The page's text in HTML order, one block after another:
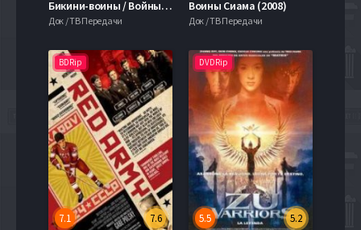
Бикини-воины / Войны бикини / Воины в бикини (2015)
Док / ТВ Передачи
Воины Сиама (2008)
Док / ТВ Передачи
BDRip
7.6
7.1
DVDRip
5.2
5.5